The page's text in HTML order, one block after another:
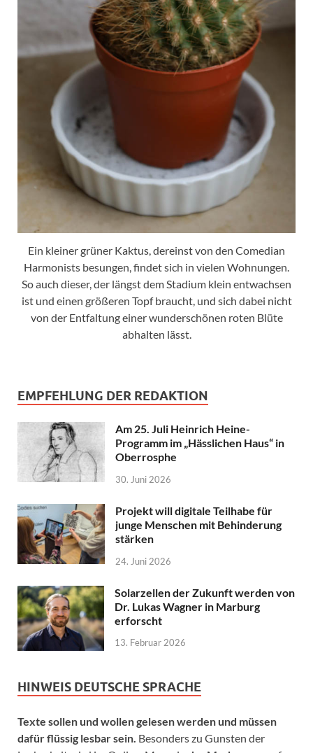
Ein kleiner grüner Kaktus, dereinst von den Comedian
Harmonists besungen, findet sich in vielen Wohnungen.
So auch dieser, der längst dem Stadium klein entwachsen
ist und einen größeren Topf braucht, und sich dabei nicht
von der Entfaltung einer wunderschönen roten Blüte
abhalten lässt.
EMPFEHLUNG DER REDAKTION
Am 25. Juli Heinrich Heine-
Programm im „Hässlichen Haus“ in
Oberrosphe
30. Juni 2026
Projekt will digitale Teilhabe für
junge Menschen mit Behinderung
stärken
24. Juni 2026
Solarzellen der Zukunft werden von
Dr. Lukas Wagner in Marburg
erforscht
13. Februar 2026
HINWEIS DEUTSCHE SPRACHE
Texte sollen und wollen gelesen werden und müssen
dafür flüssig lesbar sein. Besonders zu Gunsten der